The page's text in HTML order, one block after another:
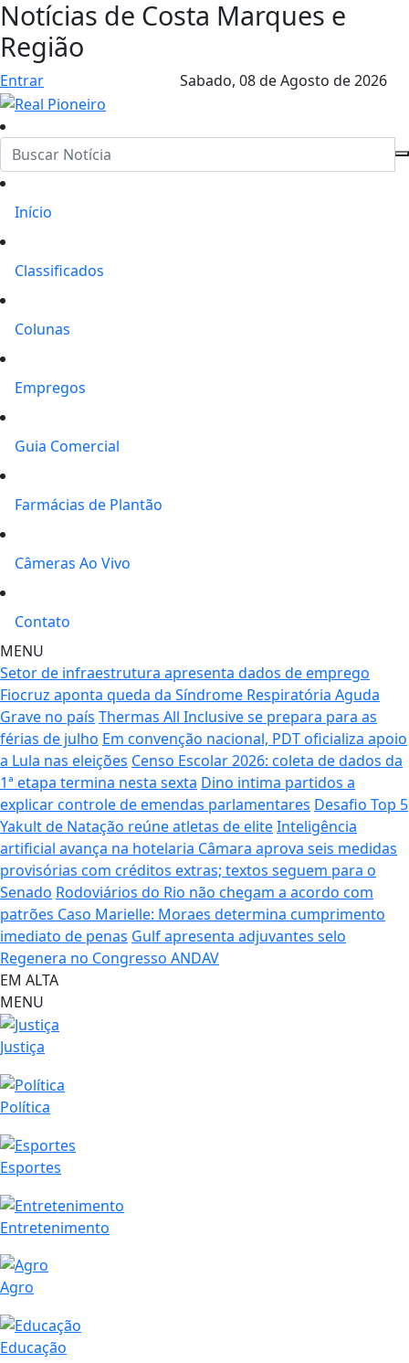
Notícias de Costa Marques e
Região
Entrar Sabado, 08 de Agosto de 2026
Início
Classificados
Colunas
Empregos
Guia Comercial
Farmácias de Plantão
Câmeras Ao Vivo
Contato
MENU
Setor de infraestrutura apresenta dados de emprego
Fiocruz aponta queda da Síndrome Respiratória Aguda
Grave no país Thermas All Inclusive se prepara para as
férias de julho Em convenção nacional, PDT oficializa apoio
a Lula nas eleições Censo Escolar 2026: coleta de dados da
1ª etapa termina nesta sexta Dino intima partidos a
explicar controle de emendas parlamentares Desafio Top 5
Yakult de Natação reúne atletas de eliteInteligência
artificial avança na hotelaria Câmara aprova seis medidas
provisórias com créditos extras; textos seguem para o
Senado Rodoviários do Rio não chegam a acordo com
patrões Caso Marielle: Moraes determina cumprimento
imediato de penas Gulf apresenta adjuvantes selo
Regenera no Congresso ANDAV
EM ALTA
MENU
Justiça
Política
Esportes
Entretenimento
Agro
Educação